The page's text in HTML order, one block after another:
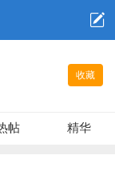
收藏
帖 精华